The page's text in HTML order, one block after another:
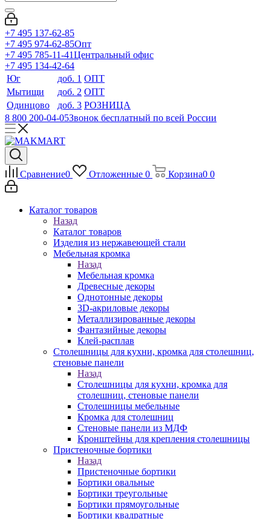
+7 495 137-62-85
+7 495 974-62-85Опт
+7 495 785-11-41Центральный офис
+7 495 134-42-64
Юг
доб. 1 ОПТ
Мытищи
доб. 2 ОПТ
Одинцово
доб. 3 РОЗНИЦА
8 800 200-04-05Звонок бесплатный по всей России
Сравнение0 Отложенные 0 Корзина0 0
Каталог товаров
Назад
Каталог товаров
Изделия из нержавеющей стали
Мебельная кромка
Назад
Мебельная кромка
Древесные декоры
Однотонные декоры
3D-акриловые декоры
Металлизированные декоры
Фантазийные декоры
Клей-расплав
Столешницы для кухни, кромка для столешниц,
стеновые панели
Назад
Столешницы для кухни, кромка для
столешниц, стеновые панели
Столешницы мебельные
Кромка для столешниц
Стеновые панели из МДФ
Кронштейны для крепления столешницы
Пристеночные бортики
Назад
Пристеночные бортики
Бортики овальные
Бортики треугольные
Бортики прямоугольные
Бортики квадратные